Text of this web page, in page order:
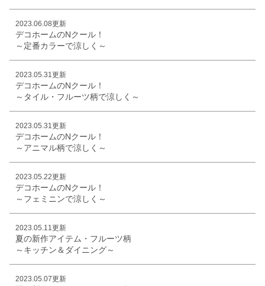
2023.06.08更新
デコホームのNクール！
～定番カラーで涼しく～
2023.05.31更新
デコホームのNクール！
～タイル・フルーツ柄で涼しく～
2023.05.31更新
デコホームのNクール！
～アニマル柄で涼しく～
2023.05.22更新
デコホームのNクール！
～フェミニンで涼しく～
2023.05.11更新
夏の新作アイテム・フルーツ柄
～キッチン＆ダイニング～
2023.05.07更新